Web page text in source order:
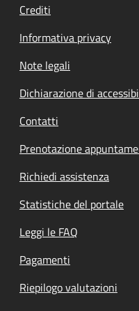
Crediti
Informativa privacy
Note legali
Dichiarazione di
Contatti
Prenotazione
Richiedi assistenza
Statistiche del portale
Leggi le FAQ
Pagamenti
Riepilogo valutazioni